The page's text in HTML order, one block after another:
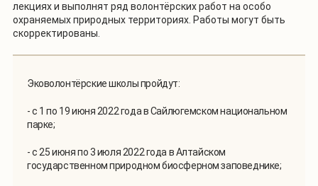
лекциях и выполнят ряд волонтёрских работ на особо
охраняемых природных территориях. Работы могут быть
скорректированы.
Эковолонтёрские школы пройдут:
- с 1 по 19 июня 2022 года в Сайлюгемском национальном
парке;
- с 25 июня по 3 июля 2022 года в Алтайском
государственном природном биосферном заповеднике;